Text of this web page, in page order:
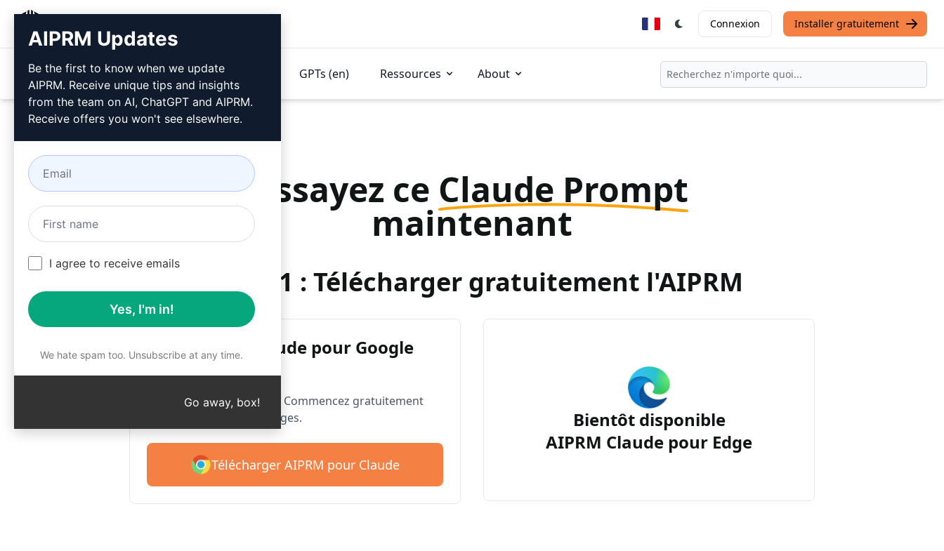
Connexion Installer gratuitement
Produits Tarification Invitations GPTs (en) Ressources About
Essayez ce Claude Prompt
maintenant
Étape 1 : Télécharger gratuitement l'AIPRM
AIPRM Claude pour Google
Chrome
Voici AIPRM pour Claude. Commencez gratuitement
avec plus de 4 500 messages.
Télécharger AIPRM pour Claude
Bientôt disponible
AIPRM Claude pour Edge
AIPRM Updates
Be the first to know when we update
AIPRM. Receive unique tips and insights
from the team on AI, ChatGPT and AIPRM.
Receive offers you won't see elsewhere.
I agree to receive emails
Yes, I'm in!
We hate spam too. Unsubscribe at any time.
Go away, box!